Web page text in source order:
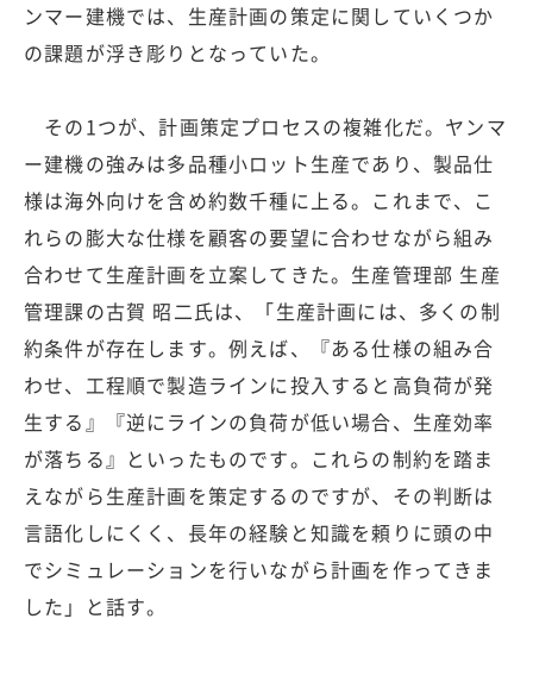
ンマー建機では、生産計画の策定に関していくつか
の課題が浮き彫りとなっていた。
その1つが、計画策定プロセスの複雑化だ。ヤンマ
ー建機の強みは多品種小ロット生産であり、製品仕
様は海外向けを含め約数千種に上る。これまで、こ
れらの膨大な仕様を顧客の要望に合わせながら組み
合わせて生産計画を立案してきた。生産管理部 生産
管理課の古賀 昭二氏は、「生産計画には、多くの制
約条件が存在します。例えば、『ある仕様の組み合
わせ、工程順で製造ラインに投入すると高負荷が発
生する』『逆にラインの負荷が低い場合、生産効率
が落ちる』といったものです。これらの制約を踏ま
えながら生産計画を策定するのですが、その判断は
言語化しにくく、長年の経験と知識を頼りに頭の中
でシミュレーションを行いながら計画を作ってきま
した」と話す。